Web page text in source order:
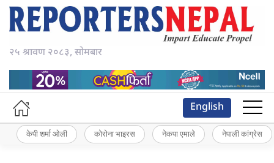
२५ श्रावण २०८३, सोमबार
English
केपी शर्मा ओली कोरोना भाइरस नेकपा एमाले नेपाली कांग्रेस